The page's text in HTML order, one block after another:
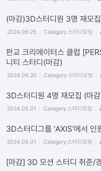
(마감)3D스터디원 3명 재모집
2024.06.25 Category스터디모임
판교 크리에이터스 클럽
니티 스터디(마감)
2024.06.20 Category스터디모임
3D스터디원 4명 재모집 (마
2024.05.01 Category스터디모임
3D스터디그룹 'AXIS'에서 인
2024.05.01 Category스터디모임
[마감] 3D 모션 스터디 취준/